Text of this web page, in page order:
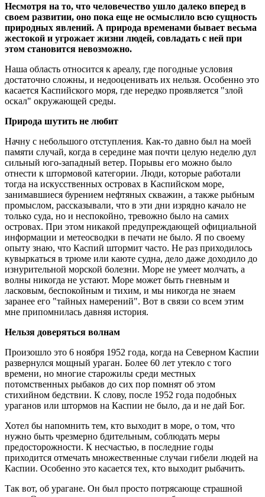
Несмотря на то, что человечество ушло далеко вперед в
своем развитии, оно пока еще не осмыслило всю сущность
природных явлений. А природа временами бывает весьма
жестокой и угрожает жизни людей, совладать с ней при
этом становится невозможно.
Наша область относится к ареалу, где погодные условия
достаточно сложны, и недооценивать их нельзя. Особенно это
касается Каспийского моря, где нередко проявляется "злой
оскал" окружающей среды.
Природа шутить не любит
Начну с небольшого отступления. Как-то давно был на моей
памяти случай, когда в середине мая почти целую неделю дул
сильный юго-западный ветер. Порывы его можно было
отнести к штормовой категории. Люди, которые работали
тогда на искусственных островах в Каспийском море,
занимавшиеся бурением нефтяных скважин, а также рыбным
промыслом, рассказывали, что в эти дни изрядно качало не
только суда, но и неспокойно, тревожно было на самих
островах. При этом никакой предупреждающей официальной
информации и метеосводки в печати не было. Я по своему
опыту знаю, что Каспий штормит часто. Не раз приходилось
кувыркаться в трюме или каюте судна, дело даже доходило до
изнурительной морской болезни. Море не умеет молчать, а
волны никогда не устают. Море может быть гневным и
ласковым, беспокойным и тихим, и мы никогда не знаем
заранее его "тайных намерений". Вот в связи со всем этим
мне припомнилась давняя история.
Нельзя доверяться волнам
Произошло это 6 ноября 1952 года, когда на Северном Каспии
развернулся мощный ураган. Более 60 лет утекло с того
времени, но многие старожилы среди местных
потомственных рыбаков до сих пор помнят об этом
стихийном бедствии. К слову, после 1952 года подобных
ураганов или штормов на Каспии не было, да и не дай Бог.
Хотел бы напомнить тем, кто выходит в море, о том, что
нужно быть чрезмерно бдительным, соблюдать меры
предосторожности. К несчастью, в последние годы
приходится отмечать множественные случаи гибели людей на
Каспии. Особенно это касается тех, кто выходит рыбачить.
Так вот, об урагане. Он был просто потрясающе страшной